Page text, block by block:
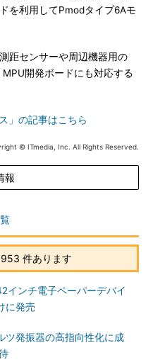
を利用してPmodタイプ6Aモ
距センサーや周辺機器用の
開発ボードにも対応する
」の記事はこちら
© ITmedia, Inc. All Rights Reserved.
報
件あります
インチ電子ペーパーデバイ
に発売
ツ発振器の高指向性化に成